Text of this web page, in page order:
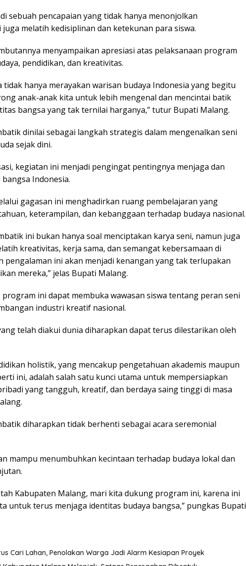
sebuah pencapaian yang tidak hanya menonjolkan
melatih kedisiplinan dan ketekunan para siswa.
menyampaikan apresiasi atas pelaksanaan program
pendidikan, dan kreativitas.
tidak hanya merayakan warisan budaya Indonesia yang begitu
anak-anak kita untuk lebih mengenal dan mencintai batik
bangsa yang tak ternilai harganya,” tutur Bupati Malang.
dinilai sebagai langkah strategis dalam mengenalkan seni
sejak dini.
kegiatan ini menjadi pengingat pentingnya menjaga dan
Indonesia.
gagasan ini menghadirkan ruang pembelajaran yang
keterampilan, dan kebanggaan terhadap budaya nasional.
ini bukan hanya soal menciptakan karya seni, namun juga
kreativitas, kerja sama, dan semangat kebersamaan di
pengalaman ini akan menjadi kenangan yang tak terlupakan
mereka,” jelas Bupati Malang.
ini dapat membuka wawasan siswa tentang peran seni
industri kreatif nasional.
telah diakui dunia diharapkan dapat terus dilestarikan oleh
holistik, yang mencakup pengetahuan akademis maupun
ini, adalah salah satu kunci utama untuk mempersiapkan
yang tangguh, kreatif, dan berdaya saing tinggi di masa
diharapkan tidak berhenti sebagai acara seremonial
mampu menumbuhkan kecintaan terhadap budaya lokal dan
Kabupaten Malang, mari kita dukung program ini, karena ini
untuk terus menjaga identitas budaya bangsa,” pungkas Bupati
Cari Lahan, Penolakan Warga Jadi Alarm Kesiapan Proyek